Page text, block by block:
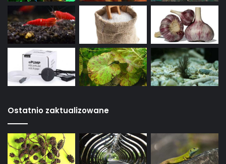
Ostatnio zaktualizowane